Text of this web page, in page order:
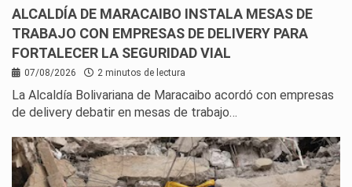
ALCALDÍA DE MARACAIBO INSTALA MESAS DE
TRABAJO CON EMPRESAS DE DELIVERY PARA
FORTALECER LA SEGURIDAD VIAL
07/08/2026 2 minutos de lectura
La Alcaldía Bolivariana de Maracaibo acordó con empresas
de delivery debatir en mesas de trabajo…